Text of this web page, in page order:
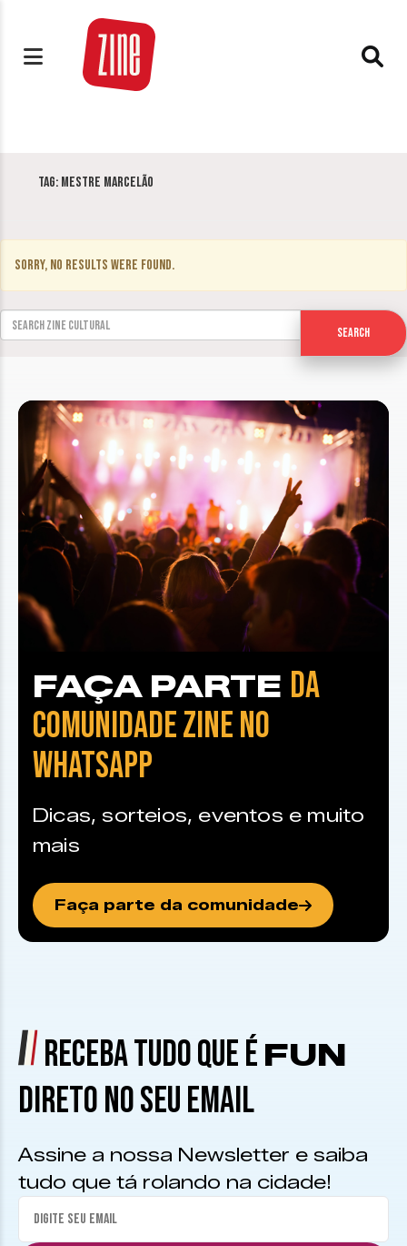
Tag: Mestre Marcelão
Sorry, no results were found.
Search for:
Search
FAÇA PARTE DA
COMUNIDADE ZINE NO
WHATSAPP
Dicas, sorteios, eventos e muito
mais
Faça parte da comunidade
RECEBA TUDO QUE É FUN
DIRETO NO SEU EMAIL
Assine a nossa Newsletter e saiba
tudo que tá rolando na cidade!